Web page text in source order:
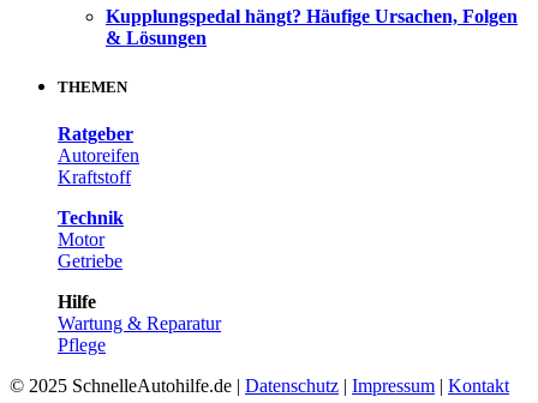
Kupplungspedal hängt? Häufige Ursachen, Folgen
& Lösungen
THEMEN
Ratgeber
Autoreifen
Kraftstoff
Technik
Motor
Getriebe
Hilfe
Wartung & Reparatur
Pflege
© 2025 SchnelleAutohilfe.de | Datenschutz | Impressum | Kontakt